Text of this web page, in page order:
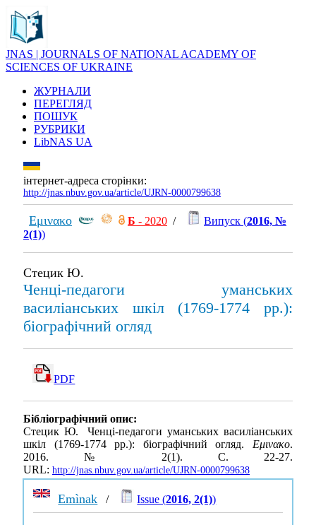
JNAS | JOURNALS OF NATIONAL ACADEMY OF
SCIENCES OF UKRAINE
ЖУРНАЛИ
ПЕРЕГЛЯД
ПОШУК
РУБРИКИ
LibNAS UA
інтернет-адреса сторінки:
http://jnas.nbuv.gov.ua/article/UJRN-0000799638
Εμινακο Б - 2020 / Випуск (2016, №
2(1))
Стецик Ю.
Ченці-педагоги уманських
василіанських шкіл (1769-1774 рр.):
біографічний огляд
PDF
Бібліографічний опис:
Стецик Ю. Ченці-педагоги уманських василіанських
шкіл (1769-1774 рр.): біографічний огляд. Εμινακο.
2016. № 2(1). С. 22-27.
URL: http://jnas.nbuv.gov.ua/article/UJRN-0000799638
Emìnak / Issue (2016, 2(1))